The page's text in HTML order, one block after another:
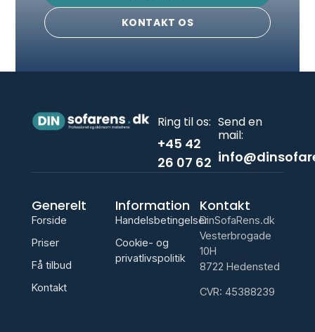
KONTAKT OS
Ring til os:
+45 42
26 07 62
Send en
mail:
Generelt
Forside
Priser
Få tilbud
Kontakt
Information
Handelsbetingelser
Cookie- og
privatlivspolitik
Kontakt
DinSofaRens.dk
Vesterbrogade
10H
8722 Hedensted
CVR: 45388239